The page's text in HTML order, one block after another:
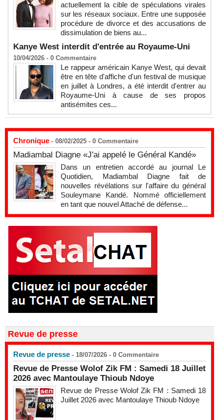
actuellement la cible de spéculations virales
sur les réseaux sociaux. Entre une supposée
procédure de divorce et des accusations de
dissimulation de biens au...
Kanye West interdit d'entrée au Royaume-Uni
10/04/2026 - 0 Commentaire
Le rappeur américain Kanye West, qui devait
être en tête d'affiche d'un festival de musique
en juillet à Londres, a été interdit d'entrer au
Royaume-Uni à cause de ses propos
antisémites ces...
Chronique - 08/02/2025 - 0 Commentaire
Madiambal Diagne «J'ai appelé le Général Kandé»
Dans un entretien accordé au journal Le
Quotidien, Madiambal Diagne fait de
nouvelles révélations sur l'affaire du général
Souleymane Kandé. Nommé officiellement
en tant que nouvel Attaché de défense...
Revue de presse
Revue de presse - 18/07/2026 - 0 Commentaire
Revue de Presse Wolof Zik FM : Samedi 18 Juillet
2026 avec Mantoulaye Thioub Ndoye
Revue de Presse Wolof Zik FM : Samedi 18
Juillet 2026 avec Mantoulaye Thioub Ndoye